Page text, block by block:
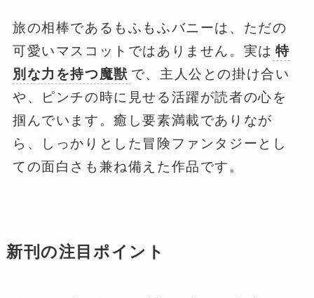
旅の相棒であるもふもふバニーは、ただの
可愛いマスコットではありません。実は 特
別な力を持つ魔獣 で、主人公との掛け合い
や、ピンチの時に見せる活躍が読者の心を
掴んでいます。癒し要素満載でありなが
ら、しっかりとした冒険ファンタジーとし
ての面白さも兼ね備えた作品です。
新刊の注目ポイント